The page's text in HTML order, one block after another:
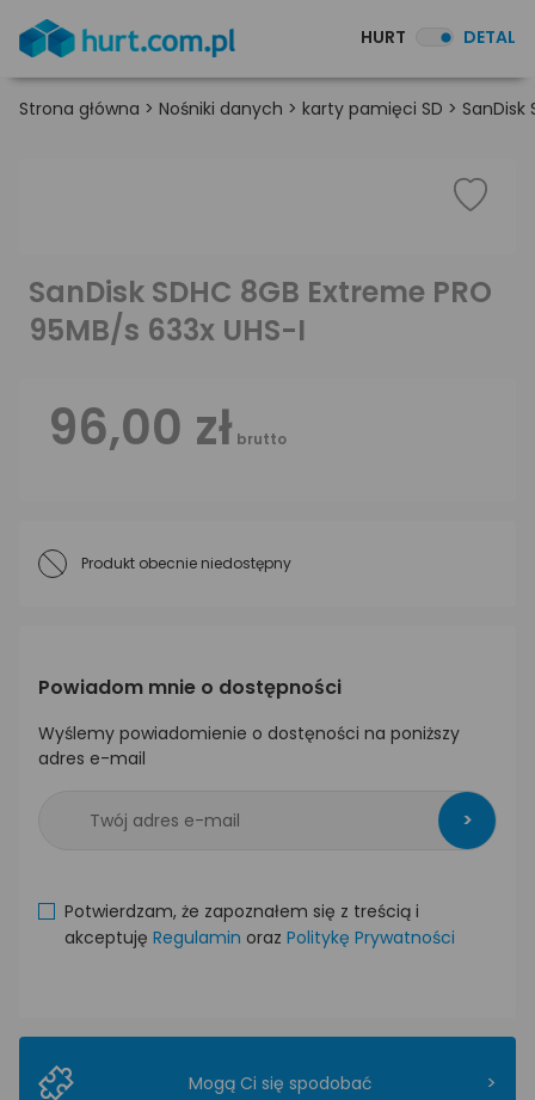
HURT DETAL
Strona główna > Nośniki danych > karty pamięci SD > SanDisk
SanDisk SDHC 8GB Extreme PRO
95MB/s 633x UHS-I
96,00 zł brutto
Produkt obecnie niedostępny
Powiadom mnie o dostępności
Wyślemy powiadomienie o dostęności na poniższy
adres e-mail
>
Potwierdzam, że zapoznałem się z treścią i
akceptuję Regulamin oraz Politykę Prywatności
Mogą Ci się spodobać >